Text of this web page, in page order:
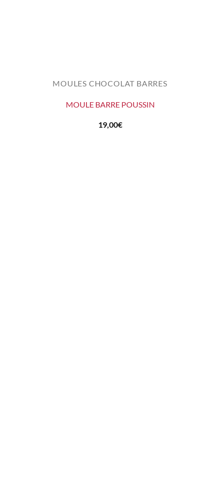
MOULES CHOCOLAT BARRES
MOULE BARRE POUSSIN
19,00€